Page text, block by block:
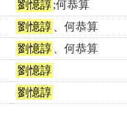
劉憶諄 ;何恭算
劉憶諄 、何恭算
劉憶諄 、何恭算
劉憶諄
劉憶諄